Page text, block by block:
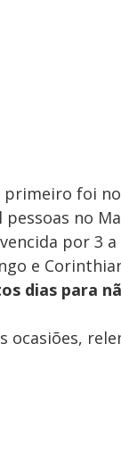
foi
no
por 3
e
dias para
ocasiões,